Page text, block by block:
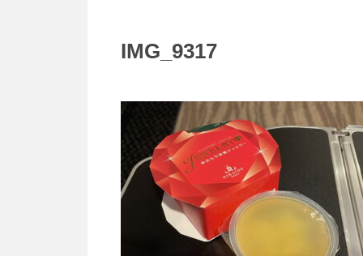
IMG_9317